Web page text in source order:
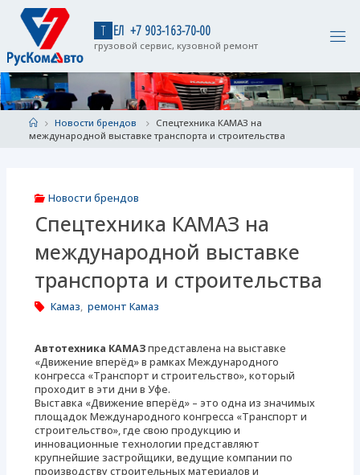
content
Т ЕЛ +7 903-163-70-00
грузовой сервис, кузовной ремонт
HomeНовости брендов
Спецтехника КАМАЗ на
международной выставке транспорта и строительства
Новости брендов
Спецтехника КАМАЗ на
международной выставке
транспорта и строительства
Камаз, ремонт Камаз
Автотехника КАМАЗпредставлена на выставке
«Движение вперёд» в рамках Международного
конгресса «Транспорт и строительство», который
проходит в эти дни в Уфе.
Выставка «Движение вперёд» – это одна из значимых
площадок Международного конгресса «Транспорт и
строительство», где свою продукцию и
инновационные технологии представляют
крупнейшие застройщики, ведущие компании по
производству строительных материалов и